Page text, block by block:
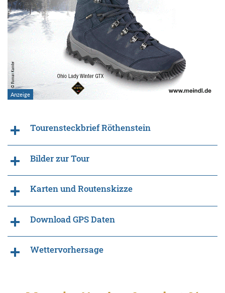
Tourensteckbrief Röthenstein
Bilder zur Tour
Karten und Routenskizze
Download GPS Daten
Wettervorhersage